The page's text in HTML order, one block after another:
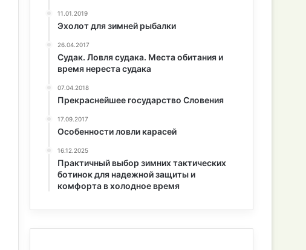
11.01.2019
Эхолот для зимней рыбалки
26.04.2017
Судак. Ловля судака. Места обитания и
время нереста судака
07.04.2018
Прекраснейшее государство Словения
17.09.2017
Особенности ловли карасей
16.12.2025
Практичный выбор зимних тактических
ботинок для надежной защиты и
комфорта в холодное время